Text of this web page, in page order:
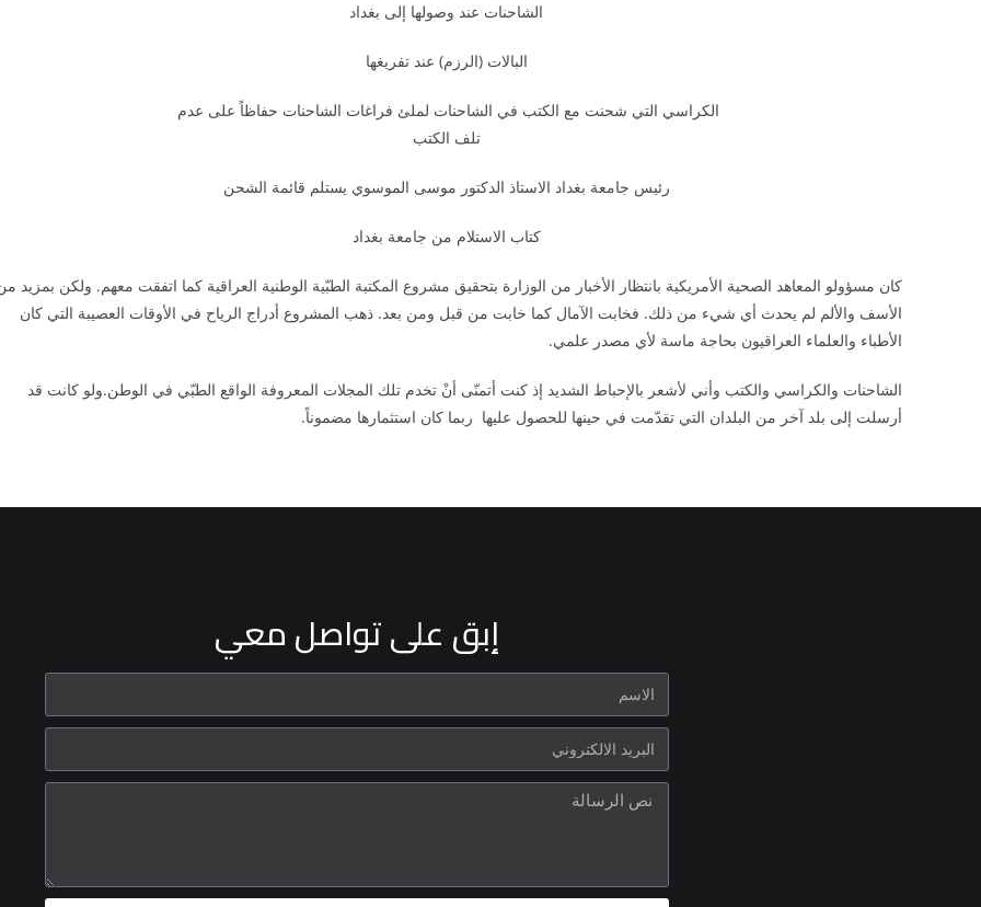
الشاحنات عند وصولها إلى بغداد
البالات (الرزم) عند تفريغها
الكراسي التي شحنت مع الكتب في الشاحنات لملئ فراغات الشاحنات حفاظاً على عدم
تلف الكتب
رئيس جامعة بغداد الاستاذ الدكتور موسى الموسوي يستلم قائمة الشحن
كتاب الاستلام من جامعة بغداد
كان مسؤولو المعاهد الصحية الأمريكية بانتظار الأخبار من الوزارة بتحقيق مشروع المكتبة الطبّية الوطنية العراقية كما اتفقت معهم. ولكن بمزيد
الأسف والألم لم يحدث أي شيء من ذلك. فخابت الآمال كما خابت من قبل ومن بعد. ذهب المشروع أدراج الرياح في الأوقات العصيبة التي كان
الأطباء والعلماء العراقيون بحاجة ماسة لأي مصدر علمي.
الشاحنات والكراسي والكتب وأني لأشعر بالإحباط الشديد إذ كنت أتمنّى أنْ تخدم تلك المجلات المعروفة الواقع الطبّي في الوطن.ولو كانت قد
أرسلت إلى بلد آخر من البلدان التي تقدّمت في حينها للحصول عليها ربما كان استثمارها مضموناً.
إبق على تواصل معي